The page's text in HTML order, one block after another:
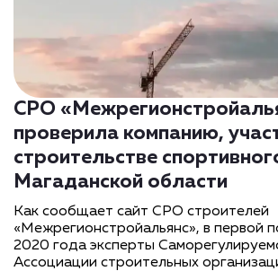
СРО
проверила компанию,
строительстве
Магаданской области
Как сообщает сайт СРО строителей
«Межрегионстройальянс», в первой
2020 года эксперты
Ассоциации строительных